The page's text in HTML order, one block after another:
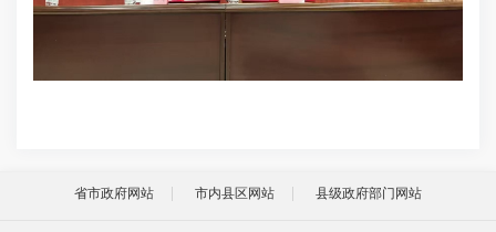
省市政府网站 市内县区网站 县级政府部门网站